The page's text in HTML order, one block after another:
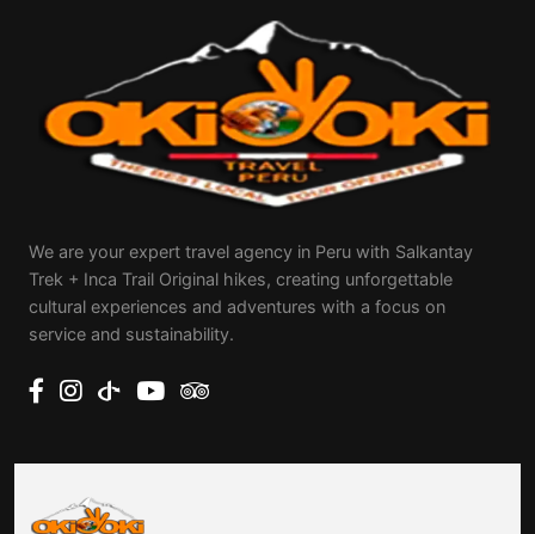
We are your expert travel agency in Peru with Salkantay
Trek + Inca Trail Original hikes, creating unforgettable
cultural experiences and adventures with a focus on
service and sustainability.